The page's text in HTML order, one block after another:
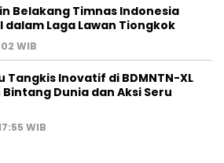
Belakang Timnas Indonesia
dalam Laga Lawan Tiongkok
WIB
Tangkis Inovatif di BDMNTN-XL
Dunia dan Aksi Seru
WIB